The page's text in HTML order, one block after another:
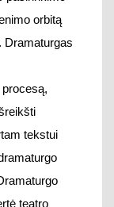
ramaturgo
teatro
turintį
kuri, kaip
kūrybos
kū rinys
teatrui
ar
teatro